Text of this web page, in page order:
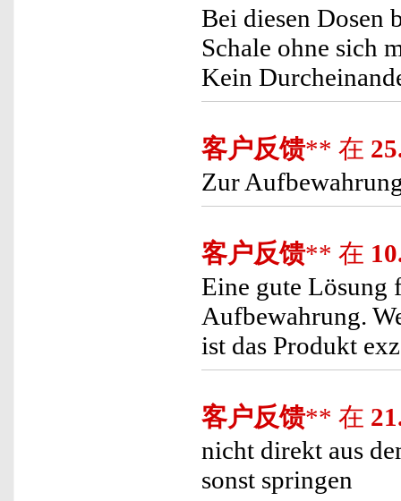
Bei diesen Dosen
Schale ohne sich
Kein
客户反馈** 在
Zur
客户反馈** 在
Eine gute Lösung
Aufbewahrung.
ist das Produkt
客户反馈** 在
nicht direkt aus
sonst springen